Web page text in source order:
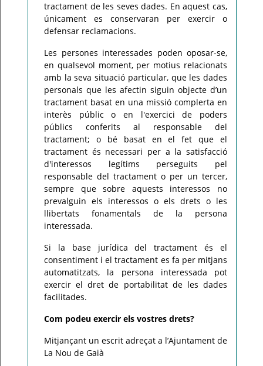
tractament de les seves dades. En aquest cas,
únicament es conservaran per exercir o
defensar reclamacions.
Les persones interessades poden oposar-se,
en qualsevol moment, per motius relacionats
amb la seva situació particular, que les dades
personals que les afectin siguin objecte d’un
tractament basat en una missió complerta en
interès públic o en l'exercici de poders
públics conferits al responsable del
tractament; o bé basat en el fet que el
tractament és necessari per a la satisfacció
d'interessos legítims perseguits pel
responsable del tractament o per un tercer,
sempre que sobre aquests interessos no
prevalguin els interessos o els drets o les
llibertats fonamentals de la persona
interessada.
Si la base jurídica del tractament és el
consentiment i el tractament es fa per mitjans
automatitzats, la persona interessada pot
exercir el dret de portabilitat de les dades
facilitades.
Com podeu exercir els vostres drets?
Mitjançant un escrit adreçat a l’Ajuntament de
La Nou de Gaià